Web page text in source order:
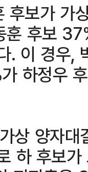
후보가 가
후보
. 이 경우,
하정우
상 양자
하 후보가